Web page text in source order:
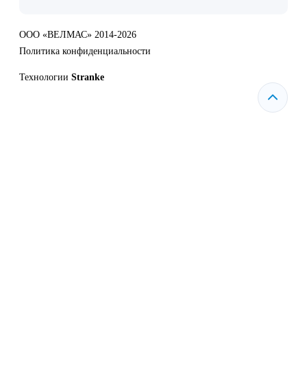
ООО «ВЕЛМАС» 2014-2026
Политика конфиденциальности
Технологии Stranke